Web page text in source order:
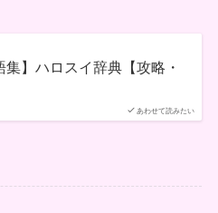
あわせて読みたい
集】ハロスイ辞典【攻略・